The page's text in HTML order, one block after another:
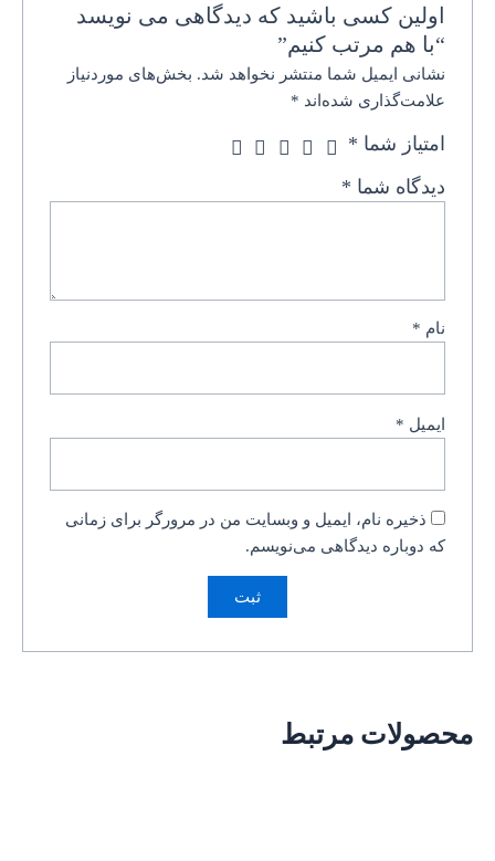
اولین کسی باشید که دیدگاهی می نویسد
“با هم مرتب کنیم”
نشانی ایمیل شما منتشر نخواهد شد. بخش‌های موردنیاز
علامت‌گذاری شده‌اند *
امتیاز شما *
دیدگاه شما *
نام *
ایمیل *
ذخیره نام، ایمیل و وبسایت من در مرورگر برای زمانی
که دوباره دیدگاهی می‌نویسم.
محصولات مرتبط